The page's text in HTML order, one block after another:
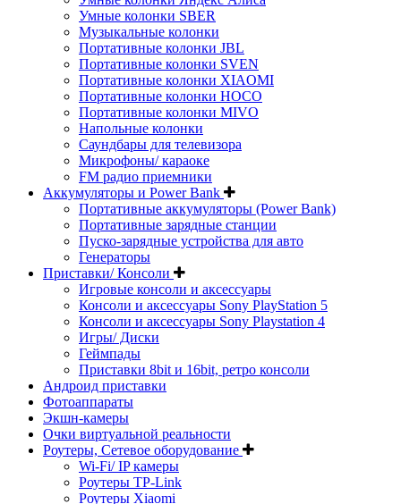
Умные колонки SBER
Музыкальные колонки
Портативные колонки JBL
Портативные колонки SVEN
Портативные колонки XIAOMI
Портативные колонки HOCO
Портативные колонки MIVO
Напольные колонки
Саундбары для телевизора
Микрофоны/ караоке
FM радио приемники
Аккумуляторы и Power Bank
Портативные аккумуляторы (Power Bank)
Портативные зарядные станции
Пуско-зарядные устройства для авто
Генераторы
Приставки/ Консоли
Игровые консоли и аксессуары
Консоли и аксессуары Sony PlayStation 5
Консоли и аксессуары Sony Playstation 4
Игры/ Диски
Геймпады
Приставки 8bit и 16bit, ретро консоли
Андроид приставки
Фотоаппараты
Экшн-камеры
Очки виртуальной реальности
Роутеры, Сетевое оборудование
Wi-Fi/ IP камеры
Роутеры TP-Link
Роутеры Xiaomi